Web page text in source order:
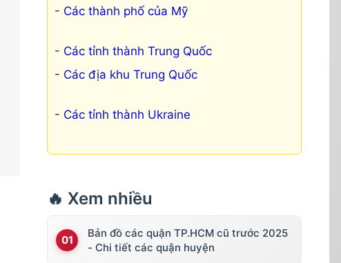
Các thành phố của Mỹ
Các tỉnh thành Trung Quốc
Các địa khu Trung Quốc
Các tỉnh thành Ukraine
🔥 Xem nhiều
Bản đồ các quận TP.HCM cũ trước 2025
- Chi tiết các quận huyện